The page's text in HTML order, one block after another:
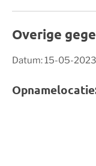
Overige
Datum: 15-05-2023